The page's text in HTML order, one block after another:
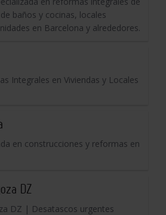
baños y cocinas, locales
en Barcelona y alrededores.
Integrales en Viviendas y Locales
en construcciones y reformas en
DZ
DZ | Desatascos urgentes